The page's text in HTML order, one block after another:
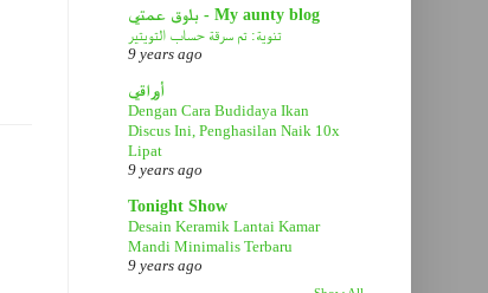
بلوق عمتي - My aunty blog
تنوية: تم سرقة حساب التويتير
9 years ago
أوراقي
Dengan Cara Budidaya Ikan
Discus Ini, Penghasilan Naik 10x
Lipat
9 years ago
Tonight Show
Desain Keramik Lantai Kamar
Mandi Minimalis Terbaru
9 years ago